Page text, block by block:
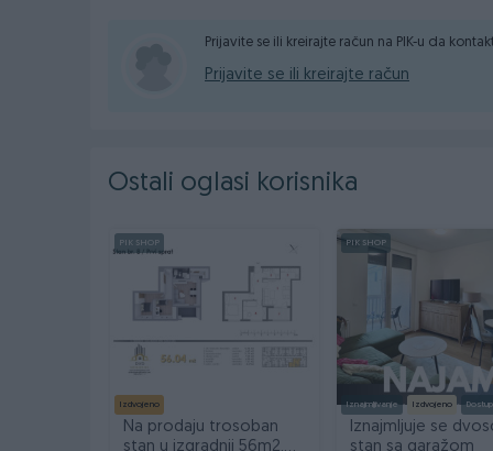
VIŠE INFORMACIJA KAO I EVENTUALNI
00 387 66 515 888
Prijavite se ili kreirajte račun na PIK-u da
Prijavite se ili kreirajte račun
Ostali oglasi korisnika
PIK SHOP
Izdvojeno
Na prodaju trosoban
stan u izgradnji 56m2,
PIK SHOP
Iznajmljivanje Izdvojeno
Iznajmljuje se
stan sa garažom